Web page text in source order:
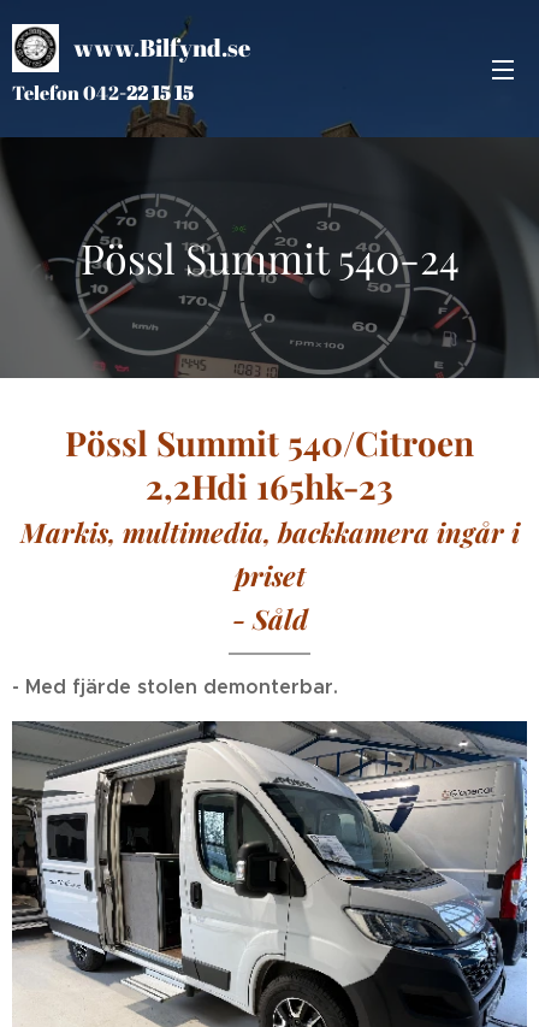
www.Bilfynd.se
Telefon 042-22 15 15
Pössl Summit 540-24
Pössl Summit 540/Citroen
2,2Hdi 165hk-23
Markis, multimedia, backkamera ingår i
priset
- Såld
- Med fjärde stolen demonterbar.